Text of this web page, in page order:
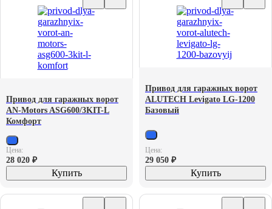
Привод для гаражных ворот
AN-Motors ASG600/3KIT-L
Комфорт
Цена:
28 020 ₽
Купить
Привод для гаражных ворот
ALUTECH Levigato LG-1200
Базовый
Цена:
29 050 ₽
Купить